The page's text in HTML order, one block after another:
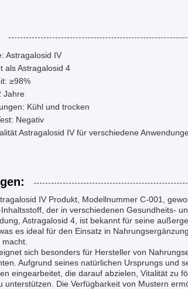
Astragalosid IV
als Astragalosid 4
≥98%
Jahre
Kühl und trocken
Negativ
Astragalosid IV für verschiedene
IV Produkt, Modellnummer C-001,
der in verschiedenen Gesundheits-
Astragalosid 4, ist bekannt für seine
es ideal für den Einsatz in
sich besonders für Hersteller von
Aufgrund seines natürlichen Ursprungs und
eingearbeitet, die darauf abzielen, Vitalität zu
unterstützen. Die Verfügbarkeit von Mustern